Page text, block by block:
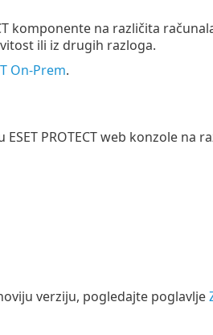
komponente na različita
ili iz drugih razloga.
On-Prem.
PROTECT web konzole na
verziju, pogledajte poglavlje